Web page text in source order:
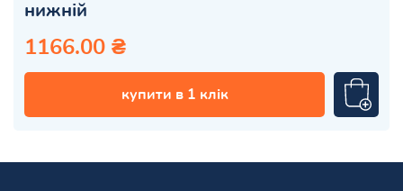
нижній
1166.00 ₴
купити в 1 клік